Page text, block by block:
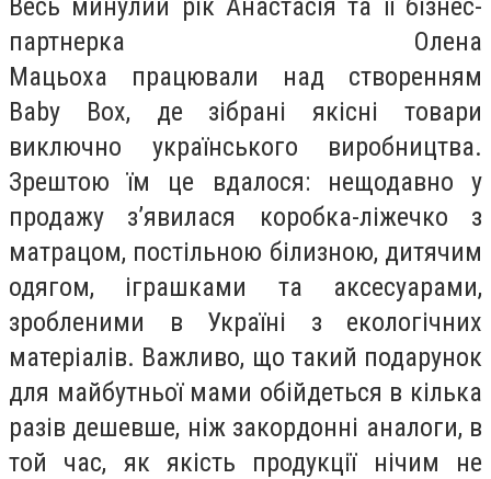
партнерка Олена
Мацьоха працювали над створенням
Baby Box, де зібрані якісні товари
виключно українського виробництва.
Зрештою їм це вдалося: нещодавно у
продажу з’явилася коробка-ліжечко з
матрацом, постільною білизною, дитячим
одягом, іграшками та аксесуарами,
зробленими в Україні з екологічних
матеріалів. Важливо, що такий подарунок
для майбутньої мами обійдеться в кілька
разів дешевше, ніж закордонні аналоги, в
той час, як якість продукції нічим не